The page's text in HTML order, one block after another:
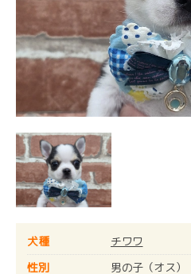
犬種
チワワ
性別
男の子（オス）